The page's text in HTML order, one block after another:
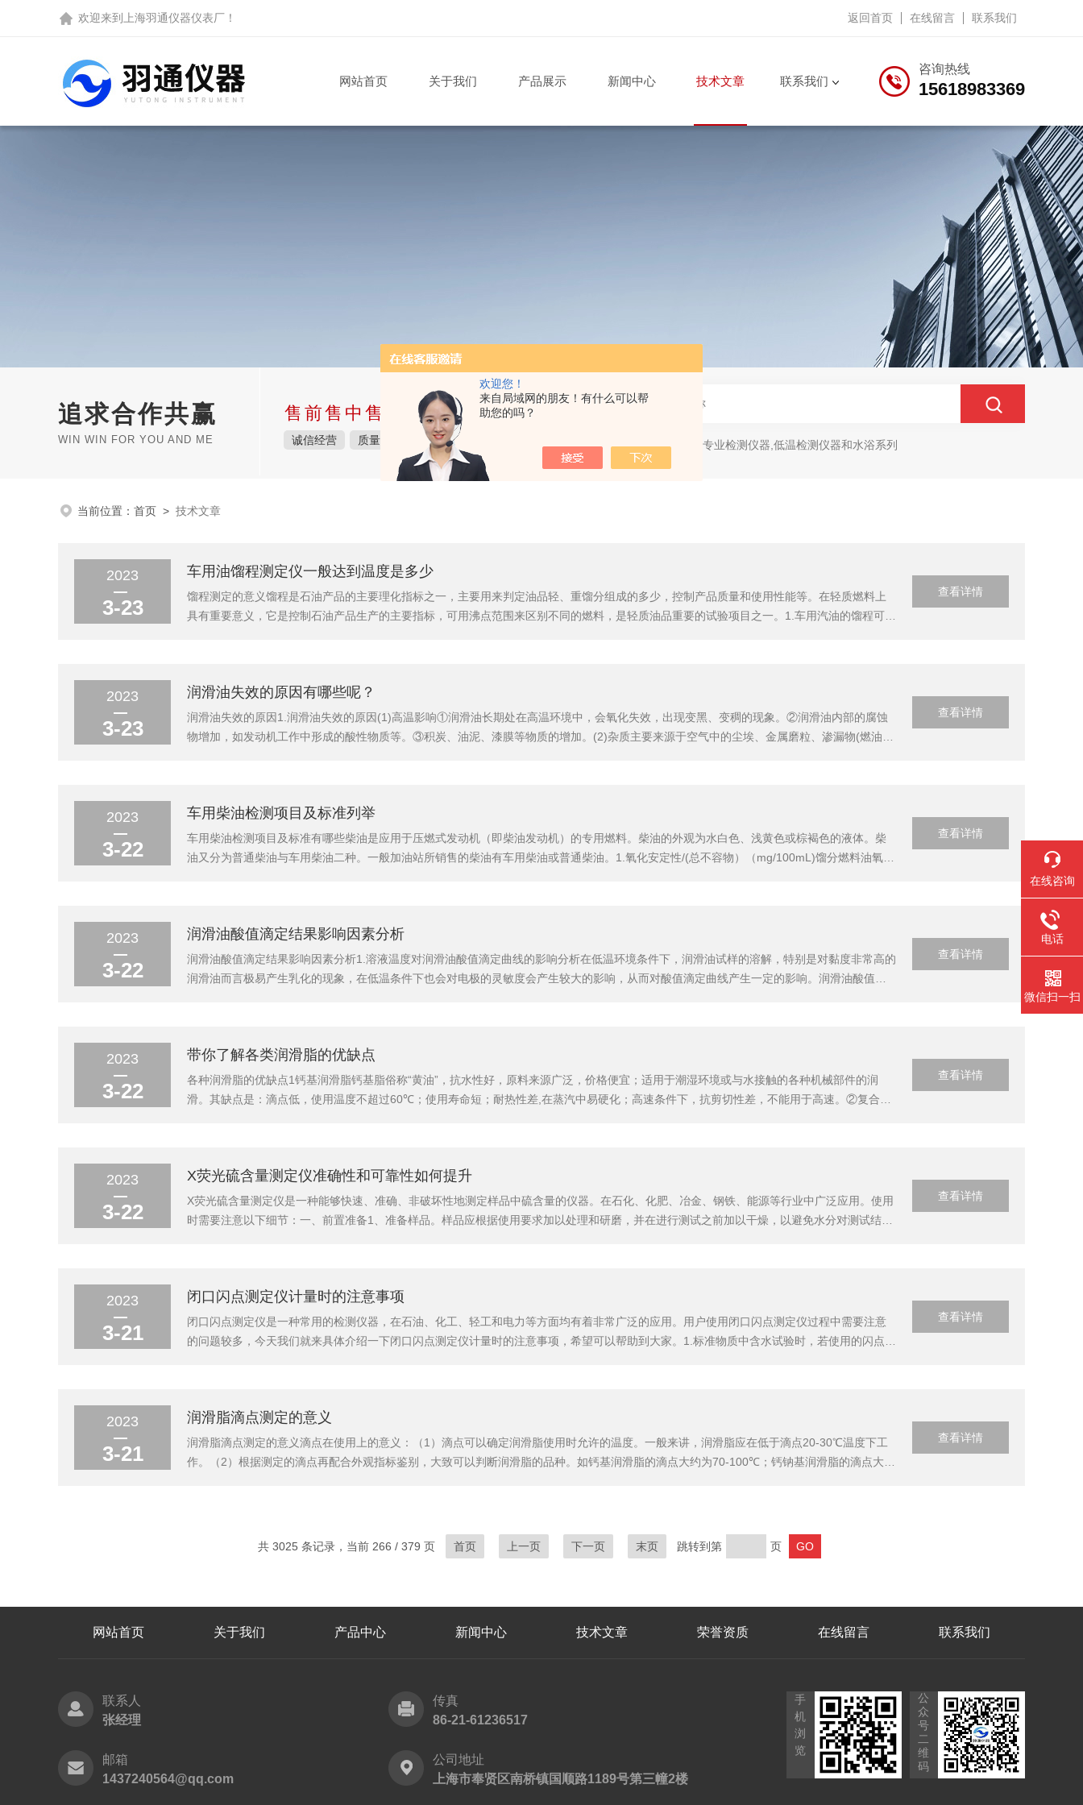
欢迎您！
来自局域网的朋友！有什么可以帮
助您的吗？
欢迎来到 上海羽通仪器仪表厂 ！ 返回首页 在线留言 联系我们
咨询热线
15618983369
网站首页 关于我们 产品展示 新闻中心 技术文章 联系我们
追求合作共赢
WIN WIN FOR YOU AND ME
售前售中售后完整的服务体系
诚信经营 质量保障 价格实惠 热门关键词：石油产品专业检测仪器,低温检测仪器和水浴系列
当前位置： 首页 > 技术文章
2023
3-23
车用油馏程测定仪一般达到温度是多少
馏程测定的意义馏程是石油产品的主要理化指标之一，主要用来判定油品轻、重馏分组成的多少，控制产品质量和使用性能等。在轻质燃料上
具有重要意义，它是控制石油产品生产的主要指标，可用沸点范围来区别不同的燃料，是轻质油品重要的试验项目之一。1.车用汽油的馏程可以
查看详情
2023
3-23
润滑油失效的原因有哪些呢？
润滑油失效的原因1.润滑油失效的原因(1)高温影响①润滑油长期处在高温环境中，会氧化失效，出现变黑、变稠的现象。②润滑油内部的腐蚀
物增加，如发动机工作中形成的酸性物质等。③积炭、油泥、漆膜等物质的增加。(2)杂质主要来源于空气中的尘埃、金属磨粒、渗漏物(燃油、
查看详情
2023
3-22
车用柴油检测项目及标准列举
车用柴油检测项目及标准有哪些柴油是应用于压燃式发动机（即柴油发动机）的专用燃料。柴油的外观为水白色、浅黄色或棕褐色的液体。柴
油又分为普通柴油与车用柴油二种。一般加油站所销售的柴油有车用柴油或普通柴油。1.氧化安定性/(总不容物）（mg/100mL)馏分燃料油氧化
查看详情
2023
3-22
润滑油酸值滴定结果影响因素分析
润滑油酸值滴定结果影响因素分析1.溶液温度对润滑油酸值滴定曲线的影响分析在低温环境条件下，润滑油试样的溶解，特别是对黏度非常高的
润滑油而言极易产生乳化的现象，在低温条件下也会对电极的灵敏度会产生较大的影响，从而对酸值滴定曲线产生一定的影响。润滑油酸值滴
查看详情
2023
3-22
带你了解各类润滑脂的优缺点
各种润滑脂的优缺点1钙基润滑脂钙基脂俗称“黄油”，抗水性好，原料来源广泛，价格便宜；适用于潮湿环境或与水接触的各种机械部件的润
滑。其缺点是：滴点低，使用温度不超过60℃；使用寿命短；耐热性差,在蒸汽中易硬化；高速条件下，抗剪切性差，不能用于高速。②复合钙
查看详情
2023
3-22
X荧光硫含量测定仪准确性和可靠性如何提升
X荧光硫含量测定仪是一种能够快速、准确、非破坏性地测定样品中硫含量的仪器。在石化、化肥、冶金、钢铁、能源等行业中广泛应用。使用
时需要注意以下细节：一、前置准备1、准备样品。样品应根据使用要求加以处理和研磨，并在进行测试之前加以干燥，以避免水分对测试结果
查看详情
2023
3-21
闭口闪点测定仪计量时的注意事项
闭口闪点测定仪是一种常用的检测仪器，在石油、化工、轻工和电力等方面均有着非常广泛的应用。用户使用闭口闪点测定仪过程中需要注意
的问题较多，今天我们就来具体介绍一下闭口闪点测定仪计量时的注意事项，希望可以帮助到大家。1.标准物质中含水试验时，若使用的闪点标
查看详情
2023
3-21
润滑脂滴点测定的意义
润滑脂滴点测定的意义滴点在使用上的意义：（1）滴点可以确定润滑脂使用时允许的温度。一般来讲，润滑脂应在低于滴点20-30℃温度下工
作。（2）根据测定的滴点再配合外观指标鉴别，大致可以判断润滑脂的品种。如钙基润滑脂的滴点大约为70-100℃；钙钠基润滑脂的滴点大约
查看详情
共 3025 条记录，当前 266 / 379 页 首页 上一页 下一页 末页 跳转到第 页
网站首页 关于我们 产品中心 新闻中心 技术文章 荣誉资质 在线留言 联系我们
联系人
张经理
传真
86-21-61236517
邮箱
1437240564@qq.com
公司地址
上海市奉贤区南桥镇国顺路1189号第三幢2楼
手
机
浏
览
公
众
号
二
维
码
在线咨询
电话
微信扫一扫